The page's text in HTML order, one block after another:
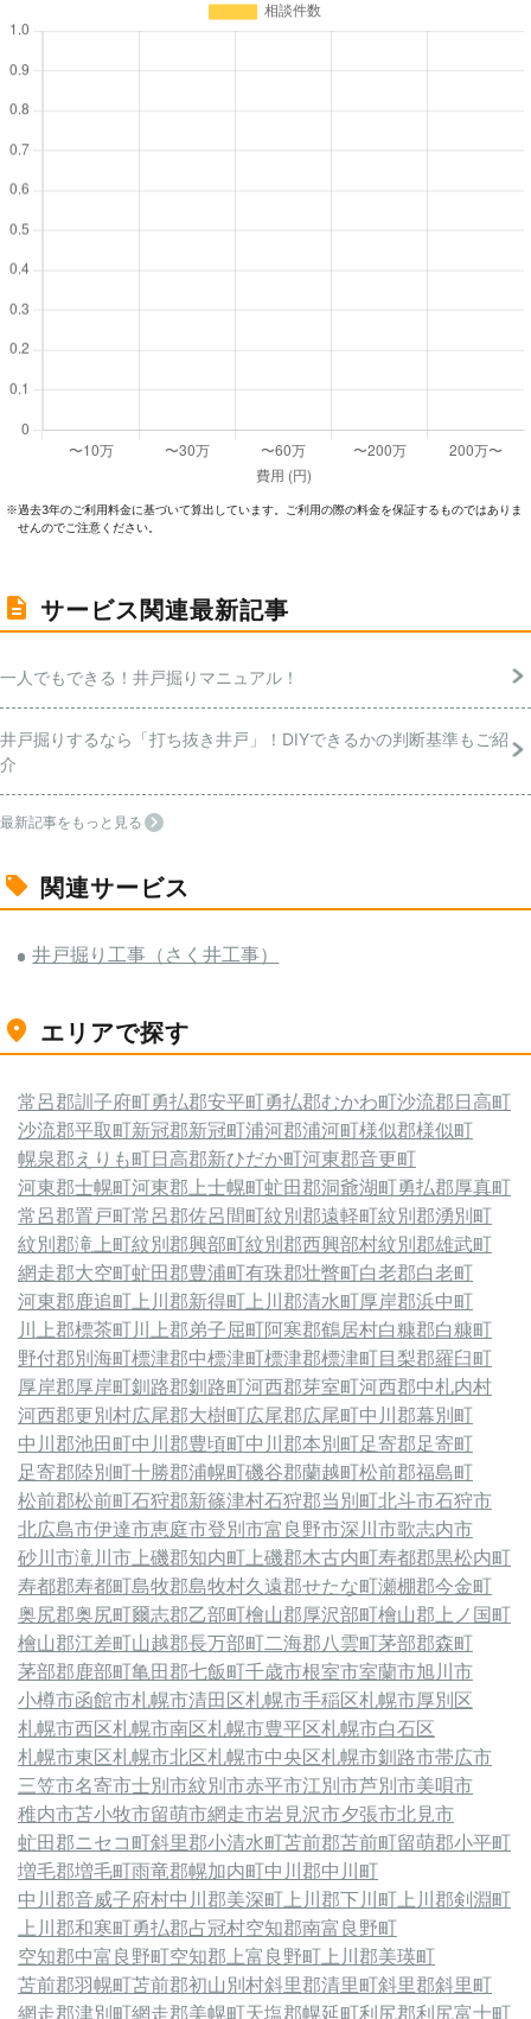
※過去3年のご利⽤料⾦に基づいて算出しています。ご利⽤の際の料⾦を保証するものではありま
せんのでご注意ください。
サービス関連最新記事
一人でもできる！井戸掘りマニュアル！
井戸掘りするなら「打ち抜き井戸」！DIYできるかの判断基準もご紹
介
最新記事をもっと見る
関連サービス
井戸掘り工事（さく井工事）
エリアで探す
常呂郡訓子府町勇払郡安平町勇払郡むかわ町沙流郡日高町
沙流郡平取町新冠郡新冠町浦河郡浦河町様似郡様似町
幌泉郡えりも町日高郡新ひだか町河東郡音更町
河東郡士幌町河東郡上士幌町虻田郡洞爺湖町勇払郡厚真町
常呂郡置戸町常呂郡佐呂間町紋別郡遠軽町紋別郡湧別町
紋別郡滝上町紋別郡興部町紋別郡西興部村紋別郡雄武町
網走郡大空町虻田郡豊浦町有珠郡壮瞥町白老郡白老町
河東郡鹿追町上川郡新得町上川郡清水町厚岸郡浜中町
川上郡標茶町川上郡弟子屈町阿寒郡鶴居村白糠郡白糠町
野付郡別海町標津郡中標津町標津郡標津町目梨郡羅臼町
厚岸郡厚岸町釧路郡釧路町河西郡芽室町河西郡中札内村
河西郡更別村広尾郡大樹町広尾郡広尾町中川郡幕別町
中川郡池田町中川郡豊頃町中川郡本別町足寄郡足寄町
足寄郡陸別町十勝郡浦幌町磯谷郡蘭越町松前郡福島町
松前郡松前町石狩郡新篠津村石狩郡当別町北斗市石狩市
北広島市伊達市恵庭市登別市富良野市深川市歌志内市
砂川市滝川市上磯郡知内町上磯郡木古内町寿都郡黒松内町
寿都郡寿都町島牧郡島牧村久遠郡せたな町瀬棚郡今金町
奥尻郡奥尻町爾志郡乙部町檜山郡厚沢部町檜山郡上ノ国町
檜山郡江差町山越郡長万部町二海郡八雲町茅部郡森町
茅部郡鹿部町亀田郡七飯町千歳市根室市室蘭市旭川市
小樽市函館市札幌市清田区札幌市手稲区札幌市厚別区
札幌市西区札幌市南区札幌市豊平区札幌市白石区
札幌市東区札幌市北区札幌市中央区札幌市釧路市帯広市
三笠市名寄市士別市紋別市赤平市江別市芦別市美唄市
稚内市苫小牧市留萌市網走市岩見沢市夕張市北見市
虻田郡ニセコ町斜里郡小清水町苫前郡苫前町留萌郡小平町
増毛郡増毛町雨竜郡幌加内町中川郡中川町
中川郡音威子府村中川郡美深町上川郡下川町上川郡剣淵町
上川郡和寒町勇払郡占冠村空知郡南富良野町
空知郡中富良野町空知郡上富良野町上川郡美瑛町
苫前郡羽幌町苫前郡初山別村斜里郡清里町斜里郡斜里町
網走郡津別町網走郡美幌町天塩郡幌延町利尻郡利尻富士町